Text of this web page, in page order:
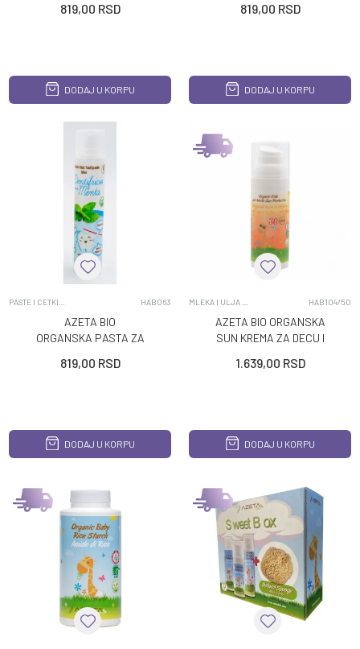
819,00 RSD
DODAJ U KORPU
819,00 RSD
DODAJ U KORPU
HAB063
AZETA BIO
ORGANSKA PASTA ZA
819,00 RSD
DODAJ U KORPU
HAB104/50
AZETA BIO ORGANSKA
SUN KREMA ZA DECU I
1.639,00 RSD
DODAJ U KORPU